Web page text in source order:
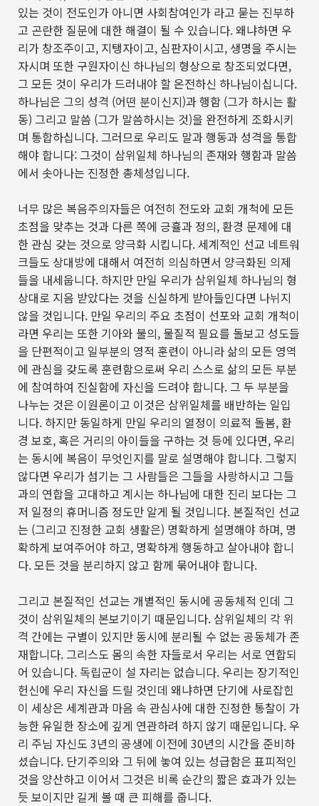
있는 것이 전도인가 아니면 사회참여인가 라고 묻는 진부하
고 곤란한 질문에 대한 해결이 될 수 있습니다.왜냐하면 우
리가 창조주이고, 지탱자이고,심판자이시고, 생명을 주시는
자시며 또한 구원자이신 하나님의 형상으로 창조되었다면,
그 모든 것이 우리가 드러내야 할 온전하신 하나님이십니다.
하나님은 그의 성격 (어떤 분이신지)과 행함 (그가 하시는 활
동) 그리고 말씀 (그가 말씀하시는 것)을 완전하게 조화시키
며 통합하십니다. 그러므로 우리도 말과 행동과 성격을 통합
해야 합니다: 그것이 삼위일체 하나님의 존재와 행함과 말씀
에서 솟아나는 진정한 총체성입니다.
너무 많은 복음주의자들은 여전히 전도와 교회 개척에 모든
초점을 맞추는 것과 다른 쪽에 긍휼과 정의, 환경 문제에 대
한 관심 갖는 것으로 양극화 시킵니다.세계적인 선교 네트워
크들도 상대방에 대해서 여전히 의심하면서 양극화된 의제
들을 내세웁니다. 하지만 만일 우리가 삼위일체 하나님의 형
상대로 지음 받았다는 것을 신실하게 받아들인다면 나뉘지
않을 것입니다. 만일 우리의 주요 초점이 선포와 교회 개척이
라면 우리는 또한 기아와 불의, 물질적 필요를 돌보고 성도들
을 단편적이고 일부분의 영적 훈련이 아니라 삶의 모든 영역
에 관심을 갖도록 훈련함으로써 우리 스스로 삶의 모든 부분
에 참여하여 진실함에 자신을 드려야 합니다. 그 두 부분을
나누는 것은 이원론이고 이것은 삼위일체를 배반하는 일입
니다. 하지만 동일하게 만일 우리의 열정이 의료적 돌봄, 환
경 보호, 혹은 거리의 아이들을 구하는 것 등에 있다면, 우리
는 동시에 복음이 무엇인지를 말로 설명해야 합니다. 그렇지
않다면 우리가 섬기는 그 사람들은 그들을 사랑하시고 그들
과의 연합을 고대하고 계시는 하나님에 대한 진리 보다는 그
저 일정의 휴머니즘 정도만 알게 될 것입니다. 본질적인 선교
는 (그리고 진정한 교회 생활은) 명확하게 설명해야 하며, 명
확하게 보여주어야 하고, 명확하게 행동하고 살아내야 합니
다.모든 것을 분리하지 않고 함께 묶어내야 합니다.
그리고 본질적인 선교는 개별적인 동시에 공동체적 인데 그
것이 삼위일체의 본보기이기 때문입니다. 삼위일체의 각 위
격 간에는 구별이 있지만 동시에 분리될 수 없는 공동체가 존
재합니다. 그리스도 몸의 속한 자들로서 우리는 서로 연합되
어 있습니다. 독립군이 설 자리는 없습니다. 우리는 장기적인
헌신에 우리 자신을 드릴 것인데 왜냐하면 단기에 사로잡힌
이 세상은 세계관과 마음 속 관심사에 대한 진정한 통찰이 가
능한 유일한 장소에 깊게 연관하려 하지 않기 때문입니다. 우
리 주님 자신도 3년의 공생에 이전에 30년의 시간을 준비하
셨습니다. 단기주의와 그 뒤에 놓여 있는 성급함은 표피적인
것을 양산하고 이어서 그것은 비록 순간의 짧은 효과가 있는
듯 보이지만 길게 볼 때 큰 피해를 줍니다.